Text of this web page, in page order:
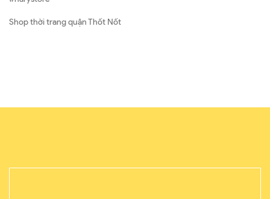
Shop thời trang quận Thốt Nốt